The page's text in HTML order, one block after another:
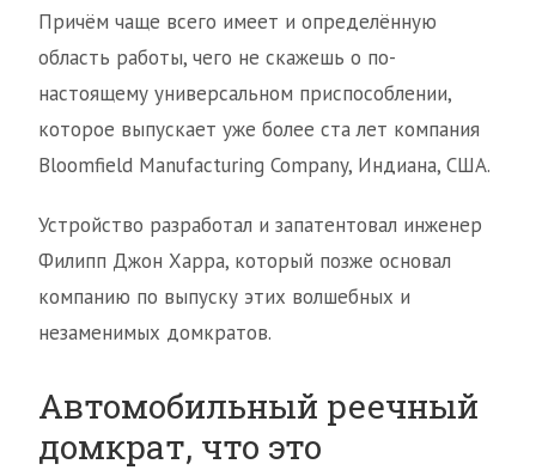
Причём чаще всего имеет и определённую
область работы, чего не скажешь о по-
настоящему универсальном приспособлении,
которое выпускает уже более ста лет компания
Bloomfield Manufacturing Company, Индиана, США.
Устройство разработал и запатентовал инженер
Филипп Джон Харра, который позже основал
компанию по выпуску этих волшебных и
незаменимых домкратов.
Автомобильный реечный
домкрат, что это